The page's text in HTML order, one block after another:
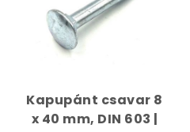
Kapupánt csavar 8
x 40 mm, DIN 603 |